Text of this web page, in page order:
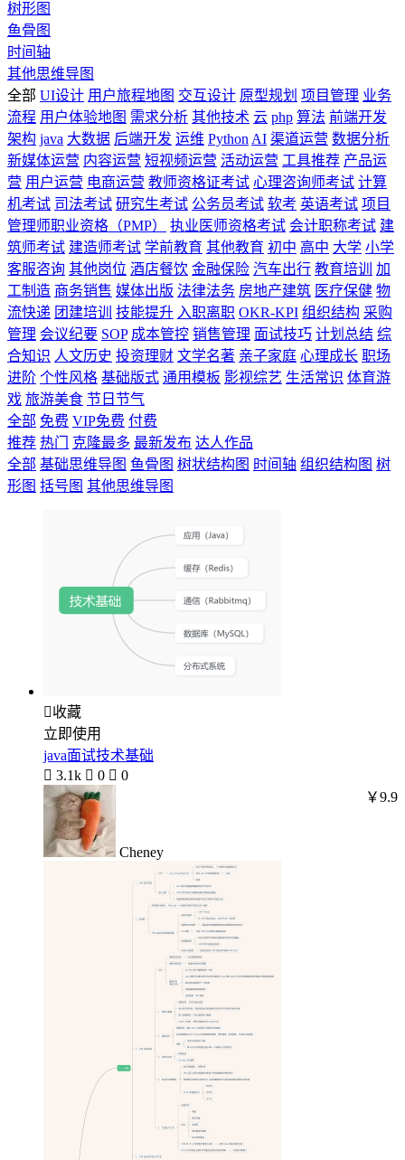
树形图
鱼骨图
时间轴
其他思维导图
全部 UI设计 用户旅程地图 交互设计 原型规划 项目管理 业务
流程 用户体验地图 需求分析 其他技术 云 php 算法 前端开发
架构 java 大数据 后端开发 运维 Python AI 渠道运营 数据分析
新媒体运营 内容运营 短视频运营 活动运营 工具推荐 产品运
营 用户运营 电商运营 教师资格证考试 心理咨询师考试 计算
机考试 司法考试 研究生考试 公务员考试 软考 英语考试 项目
管理师职业资格（PMP）
执业医师资格考试 会计职称考试 建
筑师考试 建造师考试 学前教育 其他教育 初中 高中 大学 小学
客服咨询 其他岗位 酒店餐饮 金融保险 汽车出行 教育培训
加
工制造 商务销售 媒体出版 法律法务 房地产建筑 医疗保健 物
流快递 团建培训 技能提升 入职离职 OKR-KPI 组织结构 采购
管理 会议纪要 SOP 成本管控 销售管理 面试技巧 计划总结 综
合知识 人文历史 投资理财 文学名著 亲子家庭 心理成长 职场
进阶 个性风格 基础版式 通用模板 影视综艺 生活常识 体育游
戏 旅游美食 节日节气
全部 免费 VIP免费 付费
推荐 热门 克隆最多 最新发布 达人作品
全部 基础思维导图 鱼骨图 树状结构图 时间轴 组织结构图 树
形图 括号图 其他思维导图
收藏
立即使用
java面试技术基础
 3.1k  0  0
Cheney
￥9.9